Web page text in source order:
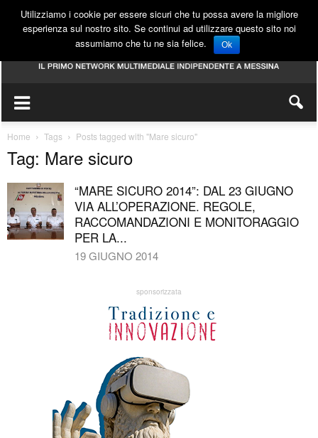
Home Tags Posts tagged with "Mare sicuro"
Tag: Mare sicuro
“MARE SICURO 2014”: DAL 23 GIUGNO
VIA ALL’OPERAZIONE. REGOLE,
RACCOMANDAZIONI E MONITORAGGIO
PER LA...
19 GIUGNO 2014
sponsorizzata
Utilizziamo i cookie per essere sicuri che tu possa avere la migliore
esperienza sul nostro sito. Se continui ad utilizzare questo sito noi
assumiamo che tu ne sia felice.
Ok